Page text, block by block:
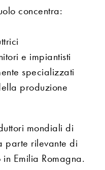
concentra:
e impiantisti
specializzati
produzione
mondiali di
parte rilevante di
Emilia Romagna.